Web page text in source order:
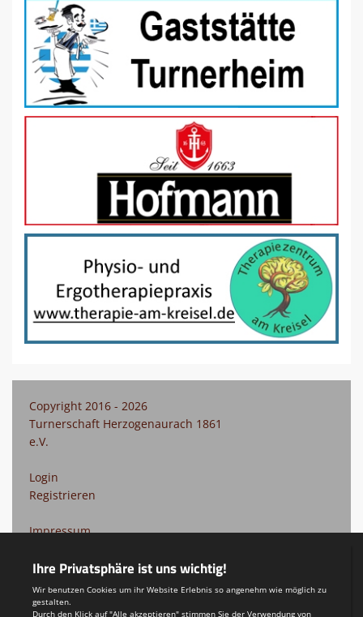
Copyright 2016 - 2026
Turnerschaft Herzogenaurach 1861
e.V.
Login
Registrieren
Impressum
Teamsports 2
Dein Sportverein online